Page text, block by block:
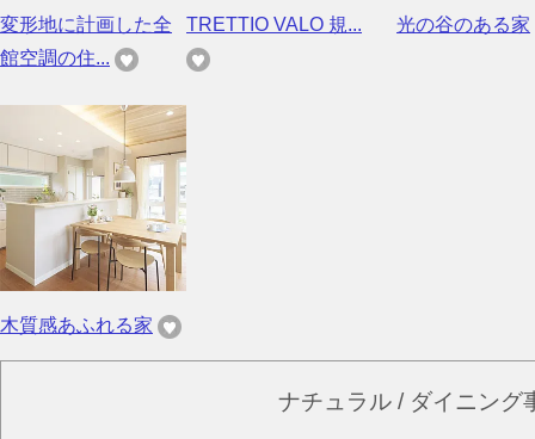
変形地に計画した全
館空調の住...
TRETTIO VALO 規... 光の谷のある家
木質感あふれる家
ナチュラル / ダイニング